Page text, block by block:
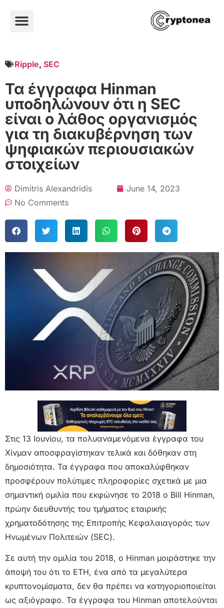
Ripple, SEC
Τα έγγραφα Hinman
υποδηλώνουν ότι η SEC
είναι ο λάθος οργανισμός
για τη διακυβέρνηση των
ψηφιακών περιουσιακών
στοιχείων
Dimitris Alexandridis
June 14, 2023
No Comments
Στις 13 Ιουνίου, τα πολυαναμενόμενα έγγραφα του
Χίνμαν αποσφραγίστηκαν τελικά και δόθηκαν στη
δημοσιότητα. Τα έγγραφα που αποκαλύφθηκαν
προσφέρουν πολύτιμες πληροφορίες σχετικά με μια
σημαντική ομιλία που εκφώνησε το 2018 ο Bill Hinman,
πρώην διευθυντής του τμήματος εταιρικής
χρηματοδότησης της Επιτροπής Κεφαλαιαγοράς των
Ηνωμένων Πολιτειών (SEC).
Σε αυτή την ομιλία του 2018, ο Hinman μοιράστηκε την
άποψή του ότι το ETH, ένα από τα μεγαλύτερα
κρυπτονομίσματα, δεν θα πρέπει να κατηγοριοποιείται
ως αξιόγραφο. Τα έγγραφα του Hinman αποτελούνται